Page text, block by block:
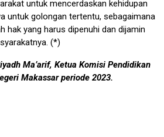
untuk mencerdaskan kehidupan
untuk golongan tertentu, sebagaimana
hak yang harus dipenuhi dan dijamin
(*)
Ma’arif, Ketua Komisi Pendidikan
Makassar periode 2023.